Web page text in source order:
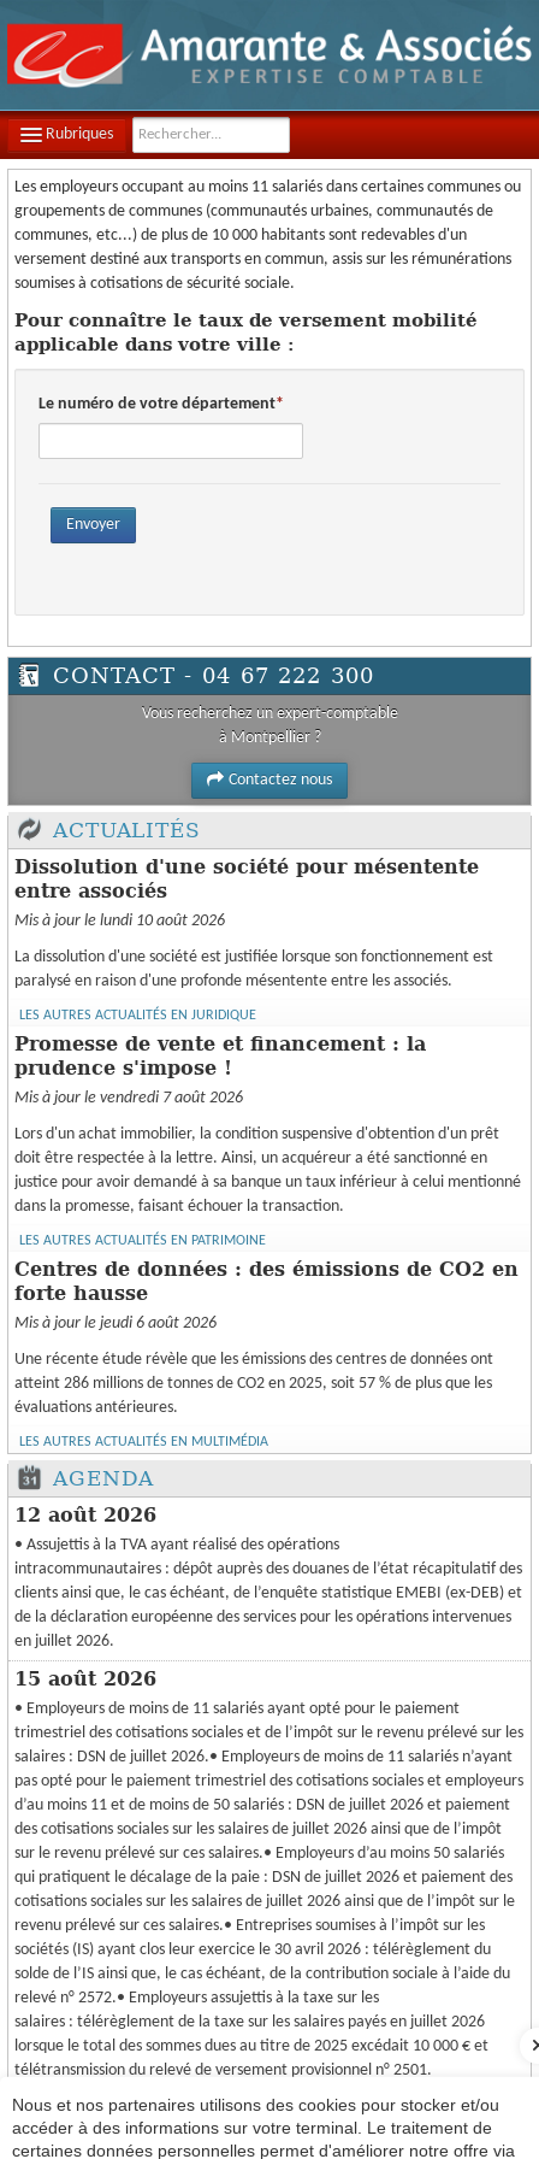
Rubriques
LE CABINET
NOTRE ÉQUIPE
NOS MISSIONS
CONTACT
OUTILS PRATIQUES
Les employeurs occupant au moins 11 salariés dans certaines communes ou
groupements de communes (communautés urbaines, communautés de
communes, etc...) de plus de 10 000 habitants sont redevables d'un
versement destiné aux transports en commun, assis sur les rémunérations
soumises à cotisations de sécurité sociale.
Pour connaître le taux de versement mobilité
applicable dans votre ville :
Le numéro de votre département
Envoyer
CONTACT - 04 67 222 300
Vous recherchez un expert-comptable
à Montpellier ?
Contactez nous
ACTUALITÉS
Dissolution d'une société pour mésentente
entre associés
Mis à jour le lundi 10 août 2026
La dissolution d'une société est justifiée lorsque son fonctionnement est
paralysé en raison d'une profonde mésentente entre les associés.
LES AUTRES ACTUALITÉS EN JURIDIQUE
Promesse de vente et financement : la
prudence s'impose !
Mis à jour le vendredi 7 août 2026
Lors d'un achat immobilier, la condition suspensive d'obtention d'un prêt
doit être respectée à la lettre. Ainsi, un acquéreur a été sanctionné en
justice pour avoir demandé à sa banque un taux inférieur à celui mentionné
dans la promesse, faisant échouer la transaction.
LES AUTRES ACTUALITÉS EN PATRIMOINE
Centres de données : des émissions de CO2 en
forte hausse
Mis à jour le jeudi 6 août 2026
Une récente étude révèle que les émissions des centres de données ont
atteint 286 millions de tonnes de CO2 en 2025, soit 57 % de plus que les
évaluations antérieures.
LES AUTRES ACTUALITÉS EN MULTIMÉDIA
AGENDA
12 août 2026
• Assujettis à la TVA ayant réalisé des opérations
intracommunautaires : dépôt auprès des douanes de l’état récapitulatif des
clients ainsi que, le cas échéant, de l’enquête statistique EMEBI (ex-DEB) et
de la déclaration européenne des services pour les opérations intervenues
en juillet 2026.
15 août 2026
• Employeurs de moins de 11 salariés ayant opté pour le paiement
trimestriel des cotisations sociales et de l’impôt sur le revenu prélevé sur les
salaires : DSN de juillet 2026.• Employeurs de moins de 11 salariés n’ayant
pas opté pour le paiement trimestriel des cotisations sociales et employeurs
d’au moins 11 et de moins de 50 salariés : DSN de juillet 2026 et paiement
des cotisations sociales sur les salaires de juillet 2026 ainsi que de l’impôt
sur le revenu prélevé sur ces salaires.• Employeurs d’au moins 50 salariés
qui pratiquent le décalage de la paie : DSN de juillet 2026 et paiement des
cotisations sociales sur les salaires de juillet 2026 ainsi que de l’impôt sur le
revenu prélevé sur ces salaires.• Entreprises soumises à l’impôt sur les
sociétés (IS) ayant clos leur exercice le 30 avril 2026 : télérèglement du
solde de l’IS ainsi que, le cas échéant, de la contribution sociale à l’aide du
relevé n° 2572.• Employeurs assujettis à la taxe sur les
salaires : télérèglement de la taxe sur les salaires payés en juillet 2026
lorsque le total des sommes dues au titre de 2025 excédait 10 000 € et
télétransmission du relevé de versement provisionnel n° 2501.
31 août 2026
• Entreprises soumises à l’impôt sur les sociétés ayant clos leur exercice le
Nous et nos partenaires utilisons des cookies pour stocker et/ou
accéder à des informations sur votre terminal. Le traitement de
certaines données personnelles permet d'améliorer notre offre via